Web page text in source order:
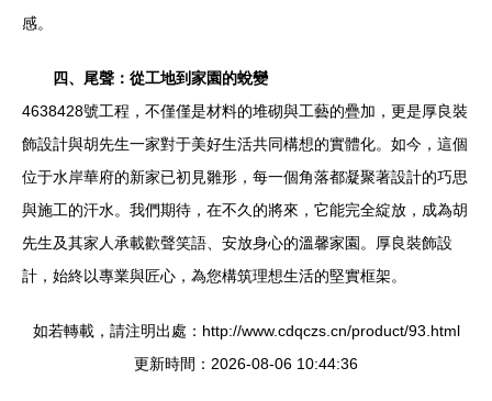
感。
四、尾聲：從工地到家園的蛻變
4638428號工程，不僅僅是材料的堆砌與工藝的疊加，更是厚良裝
飾設計與胡先生一家對于美好生活共同構想的實體化。如今，這個
位于水岸華府的新家已初見雛形，每一個角落都凝聚著設計的巧思
與施工的汗水。我們期待，在不久的將來，它能完全綻放，成為胡
先生及其家人承載歡聲笑語、安放身心的溫馨家園。厚良裝飾設
計，始終以專業與匠心，為您構筑理想生活的堅實框架。
如若轉載，請注明出處：http://www.cdqczs.cn/product/93.html
更新時間：2026-08-06 10:44:36